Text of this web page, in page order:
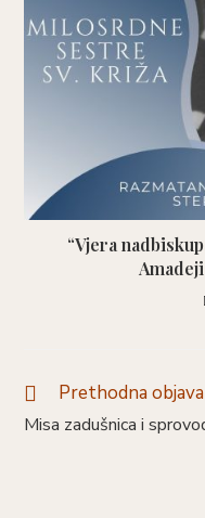
“Vjera
Prethodna objava
Misa zadušnica i